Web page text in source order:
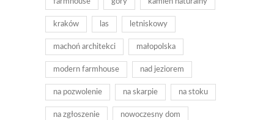
kraków las letniskowy
machoń architekci małopolska
modern farmhouse nad jeziorem
na pozwolenie na skarpie na stoku
na zgłoszenie nowoczesny dom